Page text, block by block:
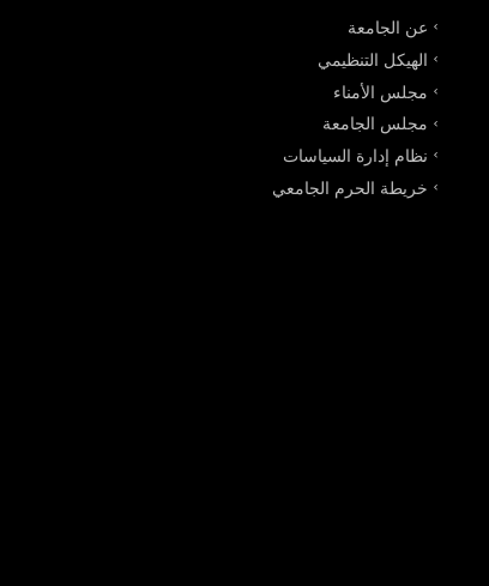
عن الجامعة
الهيكل التنظيمي
مجلس الأمناء
مجلس الجامعة
نظام إدارة السياسات
خريطة الحرم الجامعي